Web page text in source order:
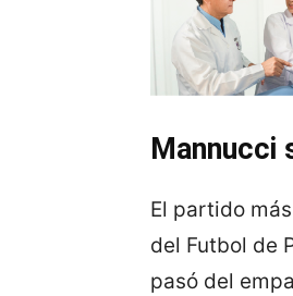
Mannucci
El partido
del Futbol de
pasó del